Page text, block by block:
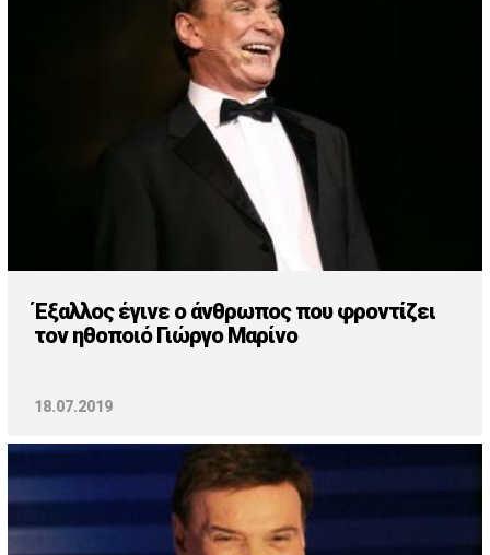
Έξαλλος έγινε ο άνθρωπος που φροντίζει
τον ηθοποιό Γιώργο Μαρίνο
18.07.2019